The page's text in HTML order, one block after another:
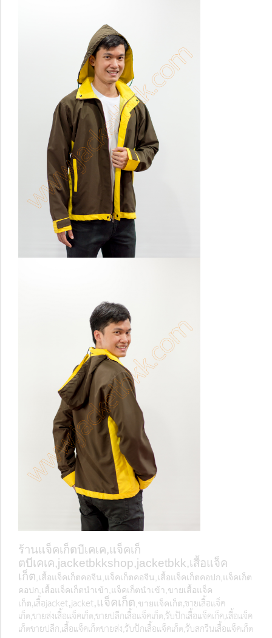
ร้านแจ็คเก็ตบีเคเค,แจ็คเก็
ตบีเคเค,jacketbkkshop,jacketbkk,เสื้อแจ็ค
เก็ต ,เสื้อแจ็คเก็ตคอจีน,แจ็คเก็ตคอจีน,เสื้อแจ็คเก็ตคอปก,แจ็คเก็ต
คอปก,เสื้อแจ็คเก็ตนำเข้า,แจ็คเก็ตนำเข้า,ขายเสื้อแจ็ค
เก็ต,เสื้อjacket,jacket,แจ็คเก็ต ,ขายแจ็คเก็ต,ขายเสื้อแจ็ค
เก็ต,ขายส่งเสื้อแจ็คเก็ต,ขายปลีกเสื้อแจ็คเก็ต,รับปักเสื้อแจ็คเก็ค,เสื้อแจ็ค
เก็ตขายปลีก,เสื้อแจ็คเก็ตขายส่ง,รับปักเสื้อแจ็คเก็ต,รับสกรีนเสื้อแจ็คเก็ต